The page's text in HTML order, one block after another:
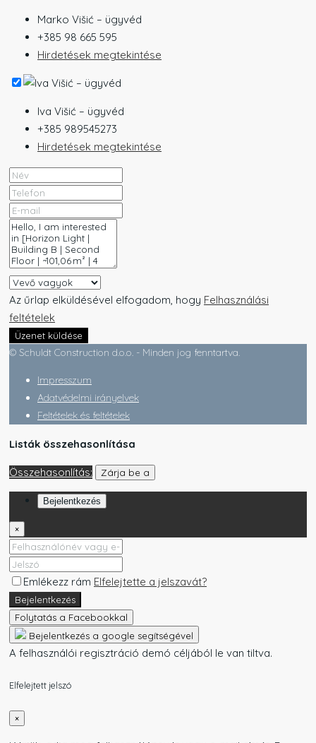
Marko Višić – ügyvéd
+385 98 665 595
Hirdetések megtekintése
Iva Višić – ügyvéd
+385 989545273
Hirdetések megtekintése
Az űrlap elküldésével elfogadom, hogy Felhasználási
feltételek
Üzenet küldése
© Schuldt Construction d.o.o. - Minden jog fenntartva.
Impresszum
Adatvédelmi irányelvek
Feltételek és feltételek
Listák összehasonlítása
Összehasonlítás: Zárja be a
Bejelentkezés
×
Emlékezz rám Elfelejtette a jelszavát?
Bejelentkezés
Folytatás a Facebookkal
Bejelentkezés a google segítségével
A felhasználói regisztráció demó céljából le van tiltva.
Elfelejtett jelszó
×